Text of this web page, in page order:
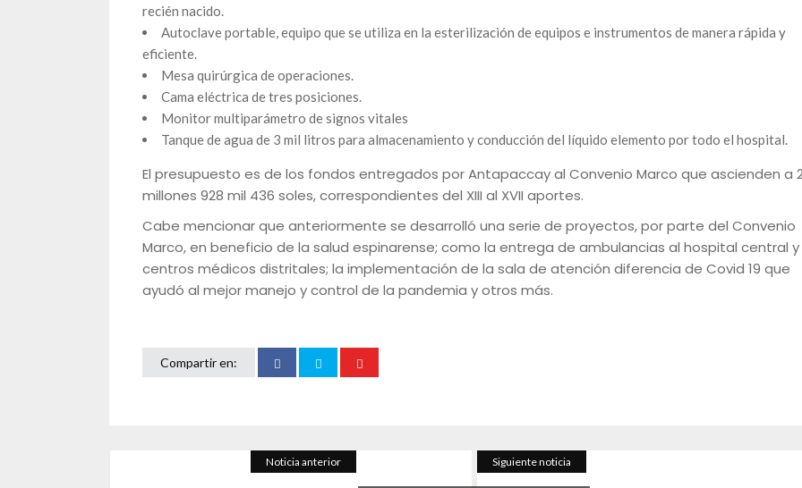
recién nacido.
Autoclave portable, equipo que se utiliza en la esterilización de equipos e instrumentos de manera rápida y
eficiente.
Mesa quirúrgica de operaciones.
Cama eléctrica de tres posiciones.
Monitor multiparámetro de signos vitales
Tanque de agua de 3 mil litros para almacenamiento y conducción del líquido elemento por todo el hospital.
El presupuesto es de los fondos entregados por Antapaccay al Convenio Marco que ascienden a
millones 928 mil 436 soles, correspondientes del XIII al XVII aportes.
Cabe mencionar que anteriormente se desarrolló una serie de proyectos, por parte del Convenio
Marco, en beneficio de la salud espinarense; como la entrega de ambulancias al hospital central y
centros médicos distritales; la implementación de la sala de atención diferencia de Covid 19 que
ayudó al mejor manejo y control de la pandemia y otros más.
Compartir en:
Noticia anterior Siguiente noticia